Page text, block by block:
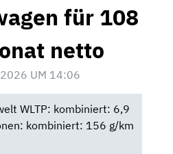
für 108
netto
2026 UM 14:06
WLTP: kombiniert: 6,9
kombiniert: 156 g/km